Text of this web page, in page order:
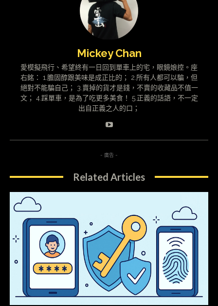
Mickey Chan
愛模擬飛行、希望終有一日回到單車上的宅，眼鏡娘控。座
右銘： 1.膽固醇跟美味是成正比的； 2.所有人都可以騙，但
絕對不能騙自己； 3.賣掉的貨才是錢，不賣的收藏品不值一
文； 4.踩單車，是為了吃更多美食！ 5.正義的話語，不一定
出自正義之人的口；
- 廣告 -
Related Articles